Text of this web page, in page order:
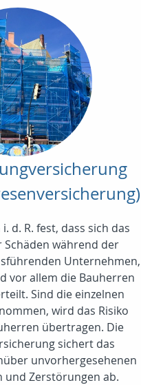
d. R. fest, dass sich das
Schäden während der
Unternehmen,
vor allem die Bauherren
Sind die einzelnen
wird das Risiko
übertragen. Die
sichert das
unvorhergesehenen
und Zerstörungen ab.